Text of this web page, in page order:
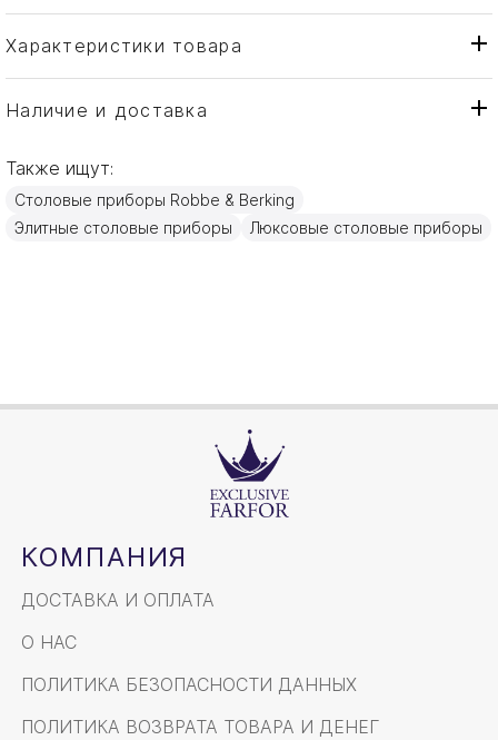
Характеристики товара
Тип товара
Нож
Бренд
Страна производителя
Материал
Золото, Посеребрение
17,5см
Наличие и доставка
Также ищут:
Столовые приборы Robbe & Berking
Элитные столовые приборы
Люксовые столовые приборы
КОМПАНИЯ
ДОСТАВКА И ОПЛАТА
О НАС
ПОЛИТИКА БЕЗОПАСНОСТИ ДАННЫХ
ПОЛИТИКА ВОЗВРАТА ТОВАРА И ДЕНЕГ